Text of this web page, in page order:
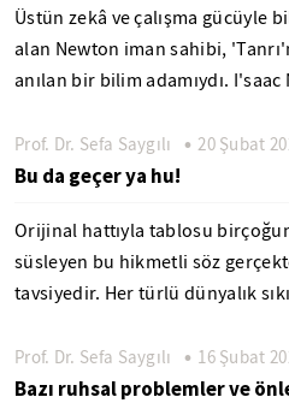
Üstün zekâ ve çalışma gücüyle
alan Newton iman sahibi,
anılan bir bilim
Prof. Dr. Sefa Saygılı 20 Şubat
Bu da geçer ya hu!
Orijinal hattıyla tablosu
süsleyen bu hikmetli söz
tavsiyedir. Her türlü dünyalık
Prof. Dr. Sefa Saygılı 16 Şubat
Bazı ruhsal problemler ve